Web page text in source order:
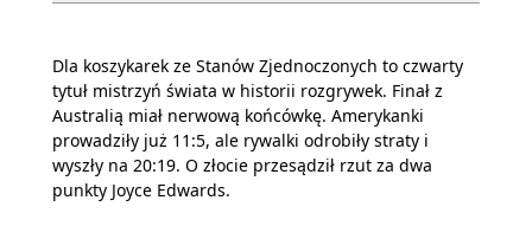
Dla koszykarek ze Stanów Zjednoczonych to czwarty
tytuł mistrzyń świata w historii rozgrywek. Finał z
Australią miał nerwową końcówkę. Amerykanki
prowadziły już 11:5, ale rywalki odrobiły straty i
wyszły na 20:19. O złocie przesądził rzut za dwa
punkty Joyce Edwards.